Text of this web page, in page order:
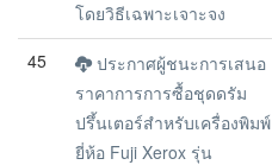
โดยวิธีเฉพาะเจาะจง
45
ประกาศผู้ชนะการเสนอ
ราคาการการซื้อชุดดรัม
ปรึ้นเตอร์สำหรับเครื่องพิมพ์
ยี่ห้อ Fuji Xerox รุ่น